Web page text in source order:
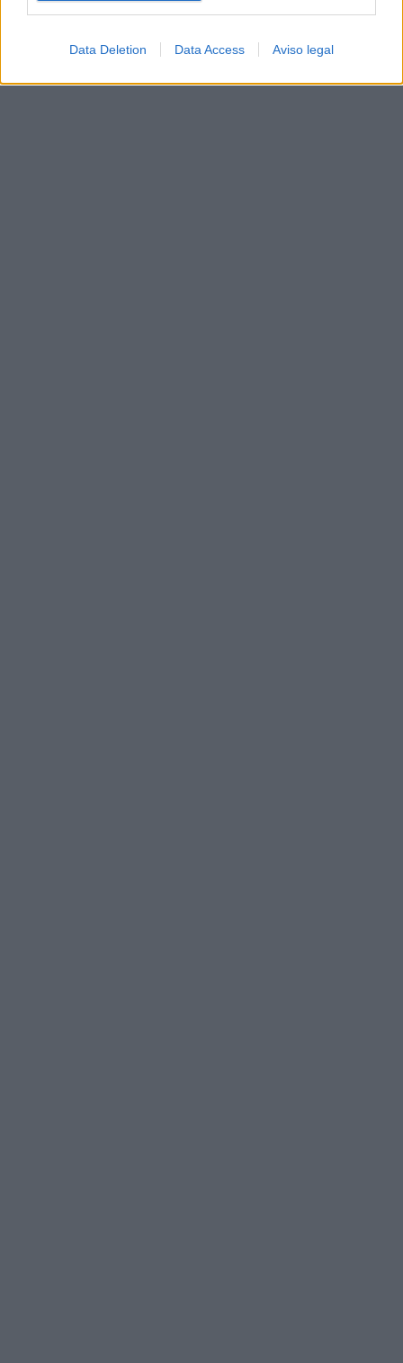
Data Deletion Data Access Aviso legal